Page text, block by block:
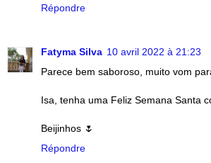
Répondre
Fatyma Silva 10 avril 2022 à 21:23
Parece bem saboroso, muito vom
Isa, tenha uma Feliz Semana Santa
Beijinhos 🌷
Répondre